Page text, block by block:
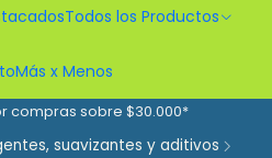
Todos los Productos
Más x Menos
compras sobre $30.000*
suavizantes y aditivos